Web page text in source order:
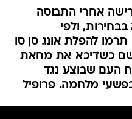
אחרי התבוסה
ולפי
תרמו להפלת אונג סן סו
שם כשדיכא את מחאת
העם שבוצע נגד
מלחמה. פרופיל